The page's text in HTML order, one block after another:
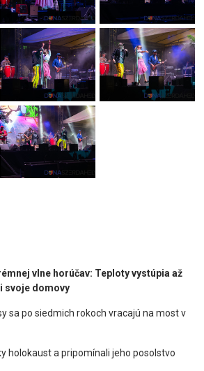
vlne horúčav: Teploty vystúpia až
svoje domovy
sa po siedmich rokoch vracajú na most v
holokaust a pripomínali jeho posolstvo